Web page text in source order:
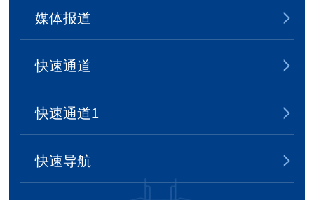
媒体报道
快速通道
快速通道1
快速导航